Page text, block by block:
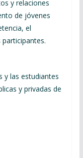
y relaciones
de jóvenes
el
y las estudiantes
y privadas de